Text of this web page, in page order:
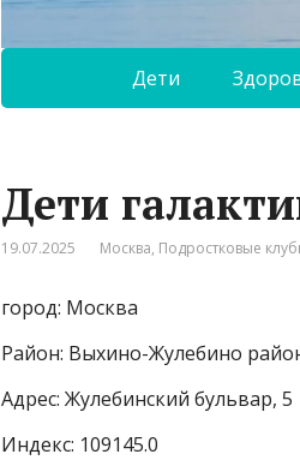
Дети
Дети
19.07.2025 Москва, Подростковые
город: Москва
Район: Выхино-Жулебино
Адрес: Жулебинский бульвар, 5
Индекс: 109145.0